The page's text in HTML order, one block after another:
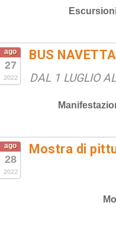
ago
27
2022
BUS
DAL 1 LUGLIO
ago
28
2022
Mostra di